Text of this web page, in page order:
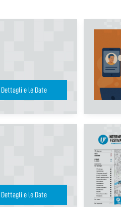
Vedi tutti i Dettagli e le Date
Vedi tutti i Dettagli e le Date